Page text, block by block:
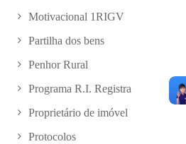
Motivacional 1RIGV
Partilha dos bens
Penhor Rural
Programa R.I. Registra
Proprietário de imóvel
Protocolos